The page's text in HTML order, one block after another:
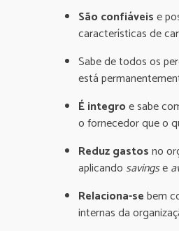
São confiáveise
características de
Sabe de todos os
está
É integroe sabe
o fornecedor que o
Reduz gastosno
aplicando savingse
Relaciona-sebem
internas da